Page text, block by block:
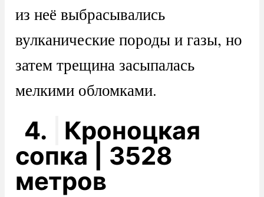
из неё выбрасывались
вулканические породы и газы, но
затем трещина засыпалась
мелкими обломками.
4.
Кроноцкая
сопка | 3528
метров